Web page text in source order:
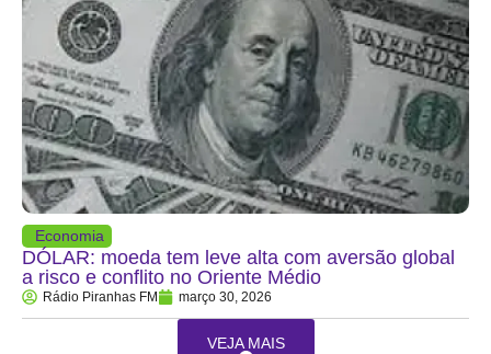
Economia
DÓLAR: moeda tem leve alta com aversão global
a risco e conflito no Oriente Médio
Rádio Piranhas FM março 30, 2026
VEJA MAIS